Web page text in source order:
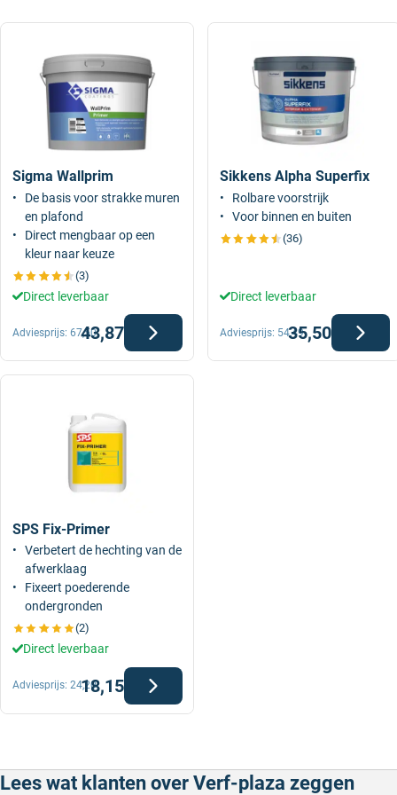
Sigma Wallprim
De basis voor strakke muren
en plafond
Direct mengbaar op een
kleur naar keuze
(3)
Direct leverbaar
43,87
Adviesprijs: 67,50
Sikkens Alpha Superfix
Rolbare voorstrijk
Voor binnen en buiten
(36)
Direct leverbaar
35,50
Adviesprijs: 54,49
SPS Fix-Primer
Verbetert de hechting van de
afwerklaag
Fixeert poederende
ondergronden
(2)
Direct leverbaar
18,15
Adviesprijs: 24,20
Lees wat klanten over Verf-plaza zeggen